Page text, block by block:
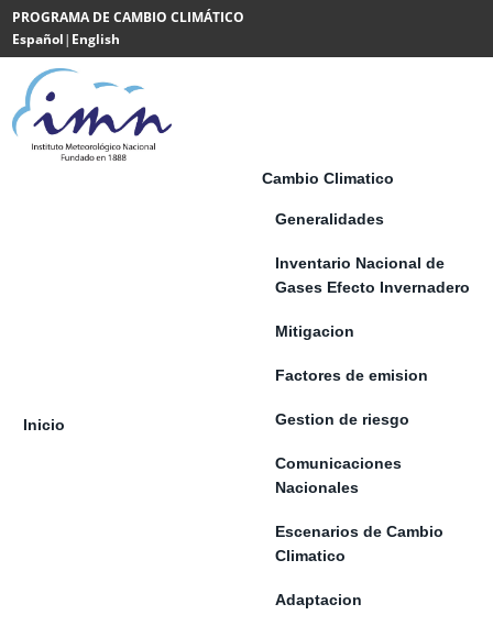
Saltar al contenido
PROGRAMA DE CAMBIO CLIMÁTICO
Español| English
Powered
by
Translate
Inicio
Cambio Climatico
Generalidades
Inventario Nacional de
Gases Efecto Invernadero
Mitigacion
Factores de emision
Gestion de riesgo
Comunicaciones
Nacionales
Escenarios de Cambio
Climatico
Adaptacion